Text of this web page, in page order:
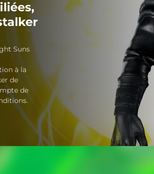
Suns
à la
de
de